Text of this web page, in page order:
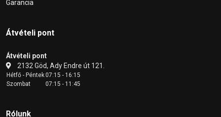
Garancia
Átvételi pont
Átvételi pont
2132 Göd, Ady Endre út 121.
Hétfő - Péntek07:15 - 16:15
Szombat
07:15 - 11:45
Rólunk